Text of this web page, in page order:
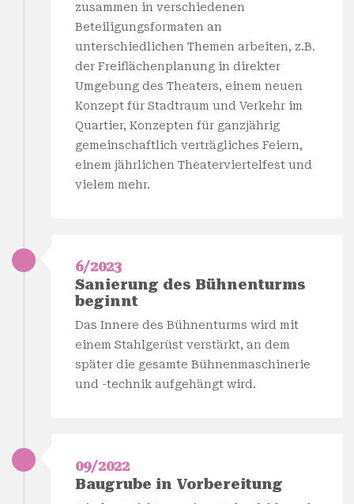
zusammen in verschiedenen
Beteiligungsformaten an
unterschiedlichen Themen arbeiten, z.B.
der Freiflächenplanung in direkter
Umgebung des Theaters, einem neuen
Konzept für Stadtraum und Verkehr im
Quartier, Konzepten für ganzjährig
gemeinschaftlich verträgliches Feiern,
einem jährlichen Theaterviertelfest und
vielem mehr.
6/2023
Sanierung des Bühnenturms
beginnt
Das Innere des Bühnenturms wird mit
einem Stahlgerüst verstärkt, an dem
später die gesamte Bühnenmaschinerie
und -technik aufgehängt wird.
09/2022
Baugrube in Vorbereitung